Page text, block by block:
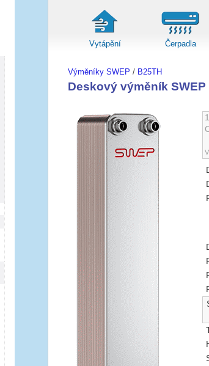
Vytápění Čerpadla
Výměníky SWEP / B25TH
Deskový výměník SWEP